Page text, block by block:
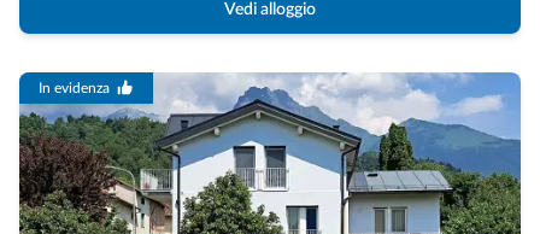
Vedi alloggio
In evidenza